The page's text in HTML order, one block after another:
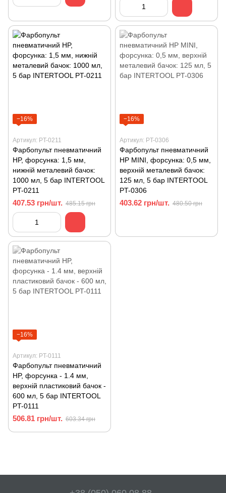
−16%
Артикул: PT-0211
Фарбопульт пневматичний
HP, форсунка: 1,5 мм,
нижній металевий бачок:
1000 мл, 5 бар INTERTOOL
PT-0211
407.53 грн/шт. 485.15 грн
−16%
Артикул: PT-0306
Фарбопульт пневматичний
HP MINI, форсунка: 0,5 мм,
верхній металевий бачок:
125 мл, 5 бар INTERTOOL
PT-0306
403.62 грн/шт. 480.50 грн
−16%
Артикул: PT-0111
Фарбопульт пневматичний
HP, форсунка - 1.4 мм,
верхній пластиковий бачок -
600 мл, 5 бар INTERTOOL
PT-0111
506.81 грн/шт. 603.34 грн